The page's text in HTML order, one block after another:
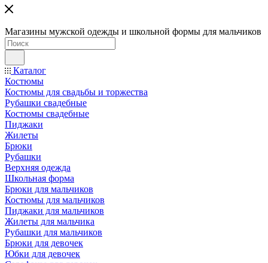
Магазины мужской одежды и школьной формы для мальчиков
Каталог
Костюмы
Костюмы для свадьбы и торжества
Рубашки свадебные
Костюмы свадебные
Пиджаки
Жилеты
Брюки
Рубашки
Верхняя одежда
Школьная форма
Брюки для мальчиков
Костюмы для мальчиков
Пиджаки для мальчиков
Жилеты для мальчика
Рубашки для мальчиков
Брюки для девочек
Юбки для девочек